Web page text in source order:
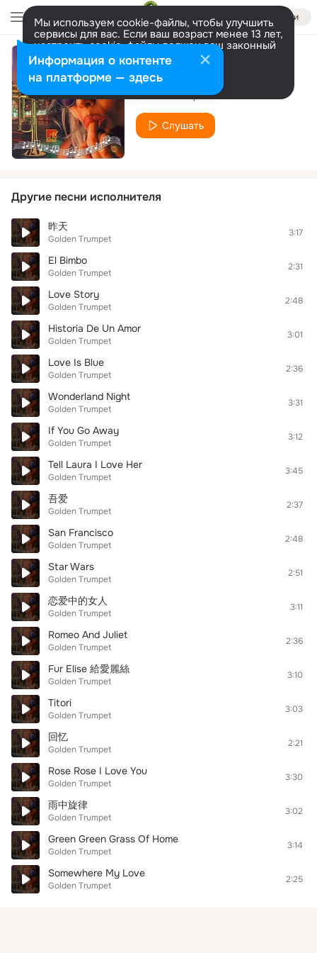
Войти
Мы используем cookie-файлы, чтобы улучшить
сервисы для вас. Если ваш возраст менее 13 лет,
настроить cookie-файлы должен ваш законный
представитель. Больше информации
Разрешить все Настроить
Il silenzio
Golden Trumpet
Слушать
Другие песни исполнителя
昨天
Golden Trumpet
3:17
El Bimbo
Golden Trumpet
2:31
Love Story
Golden Trumpet
2:48
Historia De Un Amor
Golden Trumpet
3:01
Love Is Blue
Golden Trumpet
2:36
Wonderland Night
Golden Trumpet
3:31
If You Go Away
Golden Trumpet
3:12
Tell Laura I Love Her
Golden Trumpet
3:45
吾爱
Golden Trumpet
2:37
San Francisco
Golden Trumpet
2:48
Star Wars
Golden Trumpet
2:51
恋爱中的女人
Golden Trumpet
3:11
Romeo And Juliet
Golden Trumpet
2:36
Fur Elise 給愛麗絲
Golden Trumpet
3:10
Titori
Golden Trumpet
3:03
回忆
Golden Trumpet
2:21
Rose Rose I Love You
Golden Trumpet
3:30
雨中旋律
Golden Trumpet
3:02
Green Green Grass Of Home
Golden Trumpet
3:14
Somewhere My Love
Golden Trumpet
2:25
Информация о контенте
на платформе — здесь